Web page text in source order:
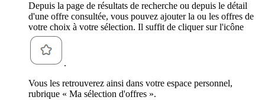
Depuis la page de résultats de recherche ou depuis le détail
d'une offre consultée, vous pouvez ajouter la ou les offres de
votre choix à votre sélection. Il suffit de cliquer sur l'icône
.
Vous les retrouverez ainsi dans votre espace personnel,
rubrique « Ma sélection d'offres ».